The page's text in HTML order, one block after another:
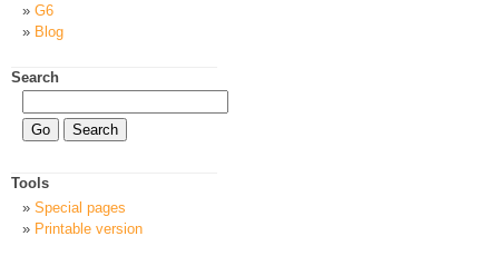
G6
Blog
Search
Tools
Special pages
Printable version